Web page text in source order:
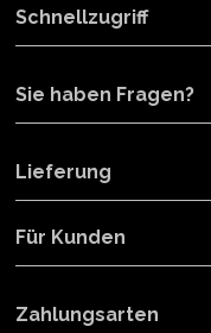
Schnellzugriff
Sie haben Fragen?
Lieferung
Für Kunden
Zahlungsarten